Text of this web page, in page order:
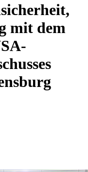
mit dem